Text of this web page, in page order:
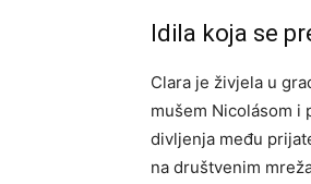
Idila koja se
Clara je živjela u
mušem Nicolásom i
divljenja među
na društvenim